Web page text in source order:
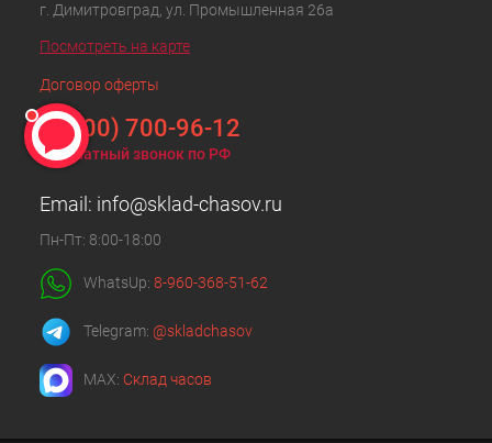
г. Димитровград, ул. Промышленная 26а
Посмотреть на карте
Договор оферты
8 (800) 700-96-12
Бесплатный звонок по РФ
Email: info@sklad-chasov.ru
Пн-Пт: 8:00-18:00
WhatsUp: 8-960-368-51-62
Telegram: @skladchasov
MAX: Склад часов